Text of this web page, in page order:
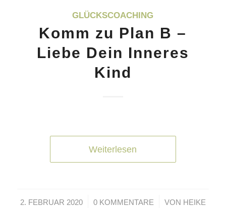
GLÜCKSCOACHING
Komm zu Plan B –
Liebe Dein Inneres
Kind
Weiterlesen
2. FEBRUAR 2020
/ 0 KOMMENTARE
/ VON HEIKE